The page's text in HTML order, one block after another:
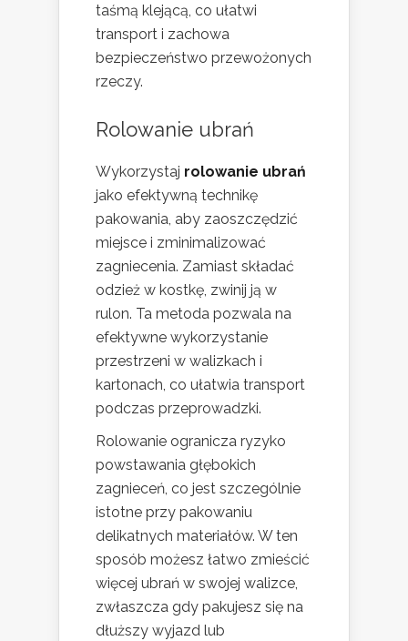
taśmą klejącą, co ułatwi
transport i zachowa
bezpieczeństwo przewożonych
rzeczy.
Rolowanie ubrań
Wykorzystaj rolowanie ubrań
jako efektywną technikę
pakowania, aby zaoszczędzić
miejsce i zminimalizować
zagniecenia. Zamiast składać
odzież w kostkę, zwinij ją w
rulon. Ta metoda pozwala na
efektywne wykorzystanie
przestrzeni w walizkach i
kartonach, co ułatwia transport
podczas przeprowadzki.
Rolowanie ogranicza ryzyko
powstawania głębokich
zagnieceń, co jest szczególnie
istotne przy pakowaniu
delikatnych materiałów. W ten
sposób możesz łatwo zmieścić
więcej ubrań w swojej walizce,
zwłaszcza gdy pakujesz się na
dłuższy wyjazd lub